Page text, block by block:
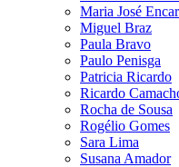
Maria José
Miguel Braz
Paula Bravo
Paulo Penisga
Patricia Ricardo
Ricardo
Rocha de Sousa
Rogélio Gomes
Sara Lima
Susana Amador